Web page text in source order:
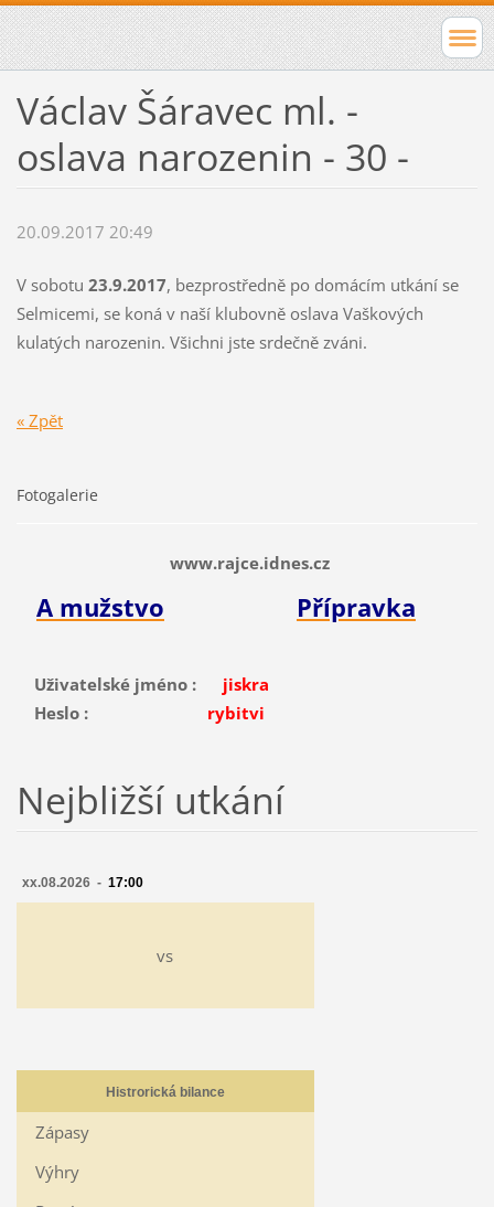
Václav Šáravec ml. -
oslava narozenin - 30 -
20.09.2017 20:49
V sobotu 23.9.2017, bezprostředně po domácím utkání se
Selmicemi, se koná v naší klubovně oslava Vaškových
kulatých narozenin. Všichni jste srdečně zváni.
« Zpět
Fotogalerie
www.rajce.idnes.cz
A mužstvo Přípravka
Uživatelské jméno : jiskra
Heslo : rybitvi
Nejbližší utkání
xx.08.2026 - 17:00
vs
Histrorická bilance
Zápasy
Výhry